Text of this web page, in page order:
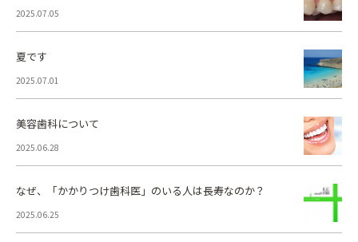
2025.07.05
夏です
2025.07.01
美容歯科について
2025.06.28
なぜ、「かかりつけ歯科医」のいる人は長寿なのか？
2025.06.25